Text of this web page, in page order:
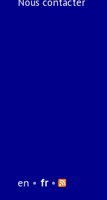
en • fr•